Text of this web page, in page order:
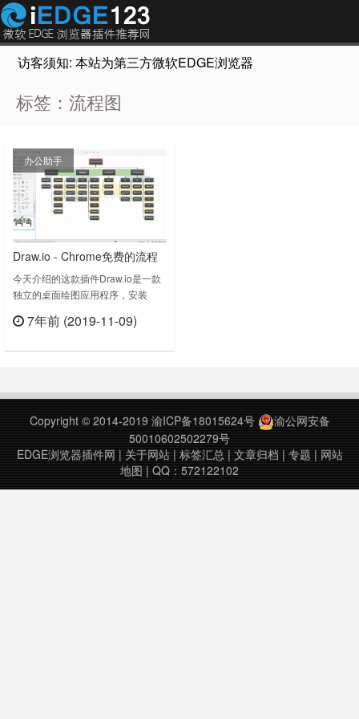
访客须知: 本站为第三方微软EDGE浏览器插件推荐网站，
标签：流程图
办公助手
Draw.io - Chrome免费的流程
图表编辑器插件
今天介绍的这款插件Draw.io是一款
独立的桌面绘图应用程序，安装
持离线使用。之前我们还推荐了另外
Desktop v20.2.5上次更新日期：
7年前 (2019-11-09)
Copyright © 2014-2019 渝ICP备18015624号
渝公网安备
50010602502279号
EDGE浏览器插件网 | 关于网站| 标签汇总| 文章归档 | 专题 | 网站
地图 | QQ：572122102